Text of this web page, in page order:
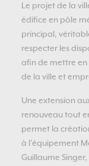
Le projet de la
édifice en pôle
principal,
respecter les
afin de mettre en
de la ville et
Une extension
renouveau tout
permet la
à l’équipement
Guillaume